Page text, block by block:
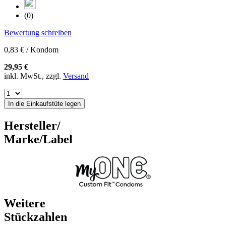
(0)
Bewertung schreiben
0,83 € / Kondom
29,95 €
inkl. MwSt., zzgl. Versand
In die Einkaufstüte legen
Hersteller/
Marke/Label
Weitere
Stückzahlen